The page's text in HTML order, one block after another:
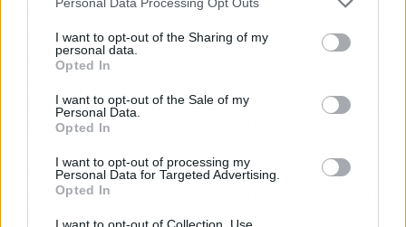
I want to opt-out of the Sharing of my
personal data.
Opted In
I want to opt-out of the Sale of my
Personal Data.
Opted In
I want to opt-out of processing my
Personal Data for Targeted Advertising.
Opted In
I want to opt-out of Collection, Use,
dominando de forma abrumadora el tráfico de
búsqueda y conserva una posición central en el
ecosistema digital —desde Android hasta
liderazgo no se traduce de forma tan directa en
crecimiento acelerado de sus ingresos
cambio en el comportamiento de los usuarios,
con más búsqueda de recomendaciones dentro
de redes sociales o marketplaces, y